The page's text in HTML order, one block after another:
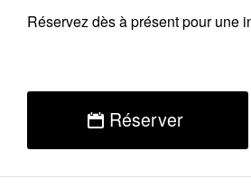
Réservezdès à présent pour une
Réserver